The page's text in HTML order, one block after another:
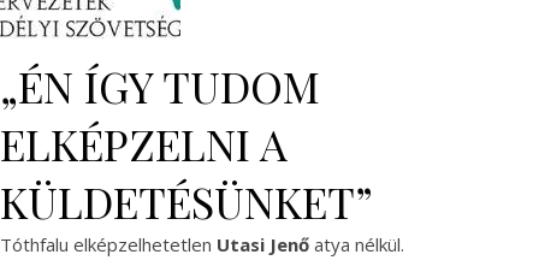
„ÉN ÍGY TUDOM
ELKÉPZELNI A
KÜLDETÉSÜNKET”
Tóthfalu elképzelhetetlen Utasi Jenő atya nélkül.